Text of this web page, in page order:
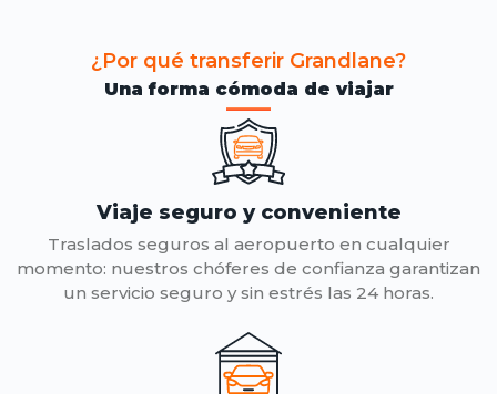
¿Por qué transferir Grandlane?
Una forma cómoda de viajar
Viaje seguro y conveniente
Traslados seguros al aeropuerto en cualquier
momento: nuestros chóferes de confianza garantizan
un servicio seguro y sin estrés las 24 horas.